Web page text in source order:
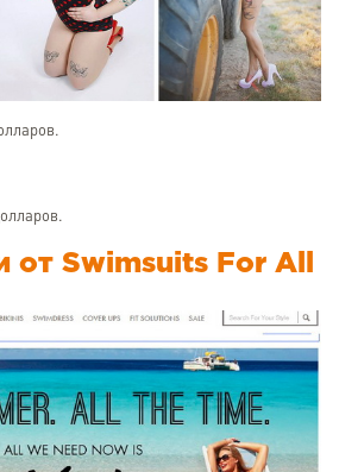
от Swimsuits For All